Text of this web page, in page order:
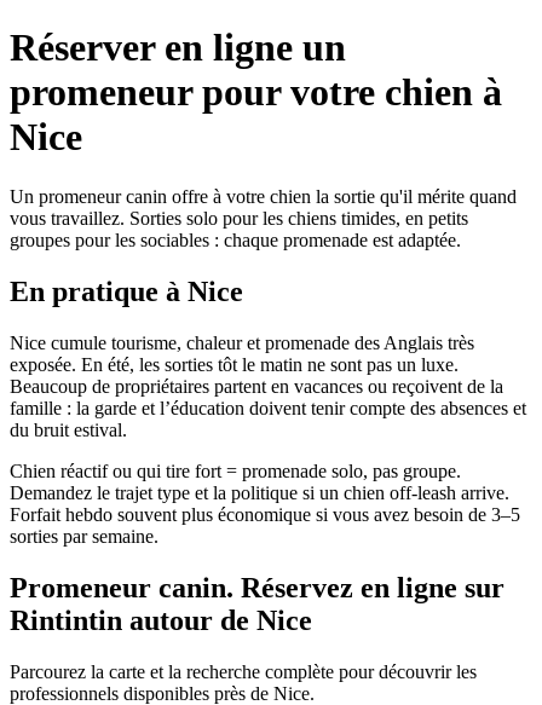
Réserver en ligne un
promeneur pour votre chien à
Nice
Un promeneur canin offre à votre chien la sortie qu'il mérite quand
vous travaillez. Sorties solo pour les chiens timides, en petits
groupes pour les sociables : chaque promenade est adaptée.
En pratique à Nice
Nice cumule tourisme, chaleur et promenade des Anglais très
exposée. En été, les sorties tôt le matin ne sont pas un luxe.
Beaucoup de propriétaires partent en vacances ou reçoivent de la
famille : la garde et l’éducation doivent tenir compte des absences et
du bruit estival.
Chien réactif ou qui tire fort = promenade solo, pas groupe.
Demandez le trajet type et la politique si un chien off-leash arrive.
Forfait hebdo souvent plus économique si vous avez besoin de 3–5
sorties par semaine.
Promeneur canin. Réservez en ligne sur
Rintintin autour de Nice
Parcourez la carte et la recherche complète pour découvrir les
professionnels disponibles près de Nice.